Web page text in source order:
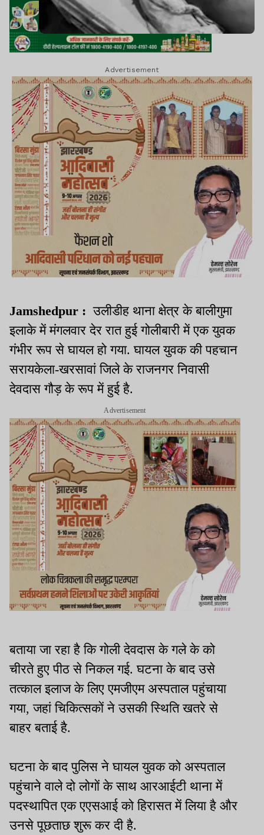
Advertisement
Jamshedpur : उलीडीह थाना क्षेत्र के बालीगुमा
इलाके में मंगलवार देर रात हुई गोलीबारी में एक युवक
गंभीर रूप से घायल हो गया. घायल युवक की पहचान
सरायकेला-खरसावां जिले के राजनगर निवासी
देवदास गौड़ के रूप में हुई है.
Advertisement
बताया जा रहा है कि गोली देवदास के गले के को
चीरते हुए पीठ से निकल गई. घटना के बाद उसे
तत्काल इलाज के लिए एमजीएम अस्पताल पहुंचाया
गया, जहां चिकित्सकों ने उसकी स्थिति खतरे से
बाहर बताई है.
घटना के बाद पुलिस ने घायल युवक को अस्पताल
पहुंचाने वाले दो लोगों के साथ आरआईटी थाना में
पदस्थापित एक एएसआई को हिरासत में लिया है और
उनसे पूछताछ शुरू कर दी है.